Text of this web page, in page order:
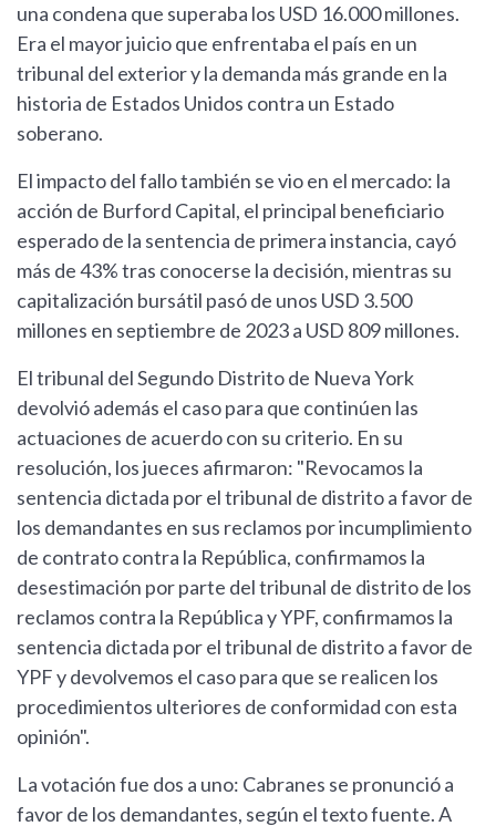
una condena que superaba los USD 16.000 millones.
Era el mayor juicio que enfrentaba el país en un
tribunal del exterior y la demanda más grande en la
historia de Estados Unidos contra un Estado
soberano.
El impacto del fallo también se vio en el mercado: la
acción de Burford Capital, el principal beneficiario
esperado de la sentencia de primera instancia, cayó
más de 43% tras conocerse la decisión, mientras su
capitalización bursátil pasó de unos USD 3.500
millones en septiembre de 2023 a USD 809 millones.
El tribunal del Segundo Distrito de Nueva York
devolvió además el caso para que continúen las
actuaciones de acuerdo con su criterio. En su
resolución, los jueces afirmaron: "Revocamos la
sentencia dictada por el tribunal de distrito a favor de
los demandantes en sus reclamos por incumplimiento
de contrato contra la República, confirmamos la
desestimación por parte del tribunal de distrito de los
reclamos contra la República y YPF, confirmamos la
sentencia dictada por el tribunal de distrito a favor de
YPF y devolvemos el caso para que se realicen los
procedimientos ulteriores de conformidad con esta
opinión".
La votación fue dos a uno: Cabranes se pronunció a
favor de los demandantes, según el texto fuente. A